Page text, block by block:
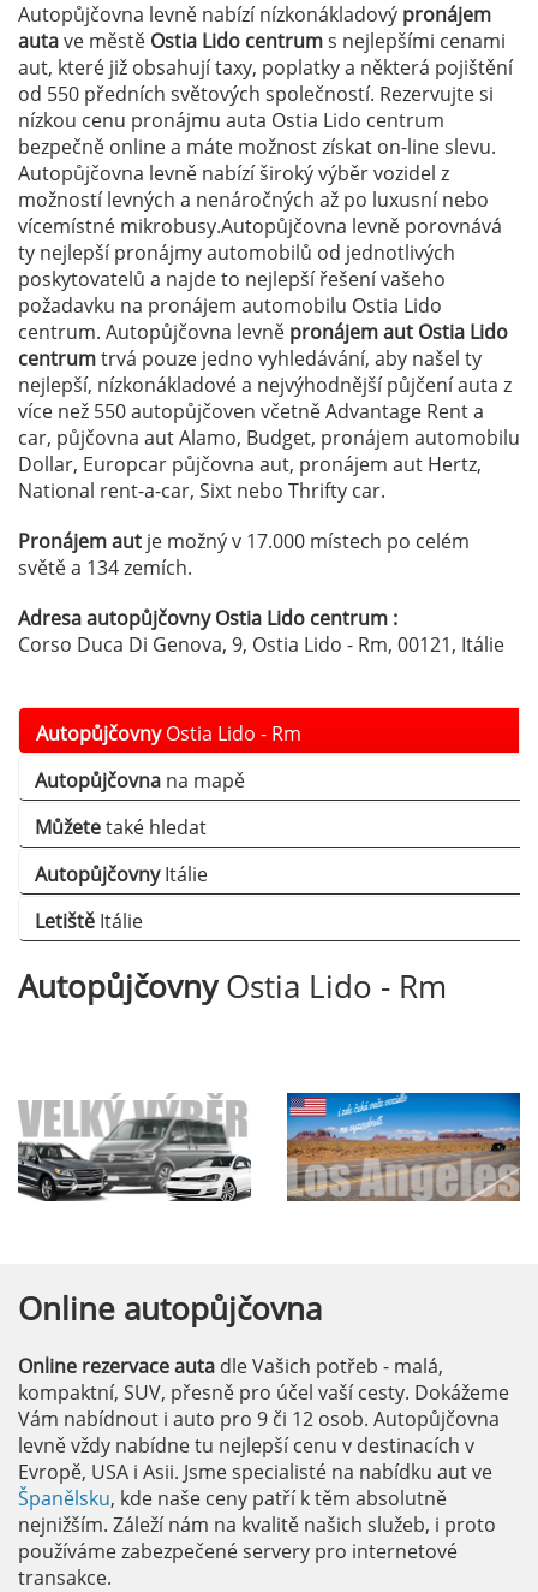
Autopůjčovna levně nabízí nízkonákladový pronájem
autave městě Ostia Lido centrums nejlepšími cenami
aut, které již obsahují taxy, poplatky a některá pojištění
od 550 předních světových společností. Rezervujte si
nízkou cenu pronájmu auta Ostia Lido centrum
bezpečně online a máte možnost získat on-line slevu.
Autopůjčovna levně nabízí široký výběr vozidel z
možností levných a nenáročných až po luxusní nebo
vícemístné mikrobusy.Autopůjčovna levně porovnává
ty nejlepší pronájmy automobilů od jednotlivých
poskytovatelů a najde to nejlepší řešení vašeho
požadavku na pronájem automobilu Ostia Lido
centrum. Autopůjčovna levně pronájem aut Ostia Lido
centrumtrvá pouze jedno vyhledávání, aby našel ty
nejlepší, nízkonákladové a nejvýhodnější půjčení auta z
více než 550 autopůjčoven včetně Advantage Rent a
car, půjčovna aut Alamo, Budget, pronájem automobilu
Dollar, Europcar půjčovna aut, pronájem aut Hertz,
National rent-a-car, Sixt nebo Thrifty car.
Pronájem aut je možný v 17.000 místech po celém
světě a 134 zemích.
Adresa autopůjčovny Ostia Lido centrum :
Corso Duca Di Genova, 9, Ostia Lido - Rm, 00121, Itálie
AutopůjčovnyOstia Lido - Rm
Autopůjčovna na mapě
Můžetetaké hledat
AutopůjčovnyItálie
Letiště Itálie
AutopůjčovnyOstia Lido - Rm
Online autopůjčovna
Online rezervace auta dle Vašich potřeb - malá,
kompaktní, SUV, přesně pro účel vaší cesty. Dokážeme
Vám nabídnout i auto pro 9 či 12 osob. Autopůjčovna
levně vždy nabídne tu nejlepší cenu v destinacích v
Evropě, USA i Asii. Jsme specialisté na nabídku aut ve
Španělsku, kde naše ceny patří k těm absolutně
nejnižším. Záleží nám na kvalitě našich služeb, i proto
používáme zabezpečené servery pro internetové
transakce.